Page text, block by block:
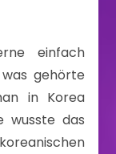
einfach
gehörte
in Korea
wusste das